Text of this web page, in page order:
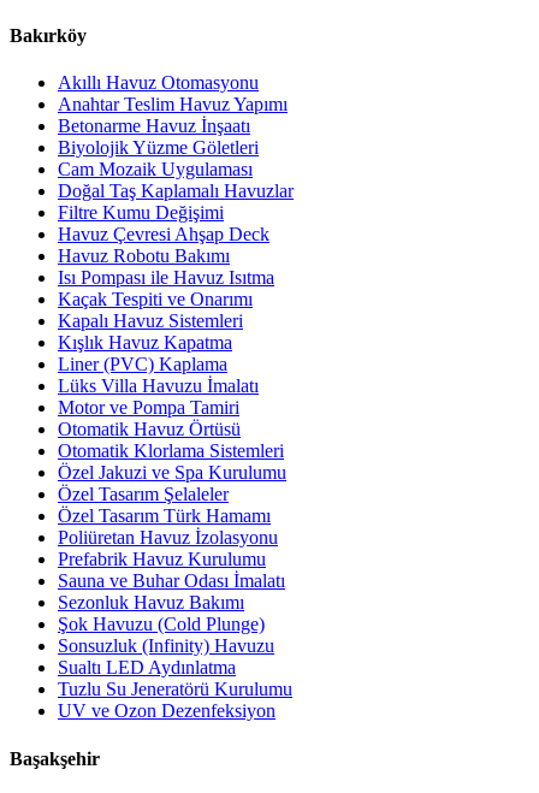
Bakırköy
Akıllı Havuz Otomasyonu
Anahtar Teslim Havuz Yapımı
Betonarme Havuz İnşaatı
Biyolojik Yüzme Göletleri
Cam Mozaik Uygulaması
Doğal Taş Kaplamalı Havuzlar
Filtre Kumu Değişimi
Havuz Çevresi Ahşap Deck
Havuz Robotu Bakımı
Isı Pompası ile Havuz Isıtma
Kaçak Tespiti ve Onarımı
Kapalı Havuz Sistemleri
Kışlık Havuz Kapatma
Liner (PVC) Kaplama
Lüks Villa Havuzu İmalatı
Motor ve Pompa Tamiri
Otomatik Havuz Örtüsü
Otomatik Klorlama Sistemleri
Özel Jakuzi ve Spa Kurulumu
Özel Tasarım Şelaleler
Özel Tasarım Türk Hamamı
Poliüretan Havuz İzolasyonu
Prefabrik Havuz Kurulumu
Sauna ve Buhar Odası İmalatı
Sezonluk Havuz Bakımı
Şok Havuzu (Cold Plunge)
Sonsuzluk (Infinity) Havuzu
Sualtı LED Aydınlatma
Tuzlu Su Jeneratörü Kurulumu
UV ve Ozon Dezenfeksiyon
Başakşehir